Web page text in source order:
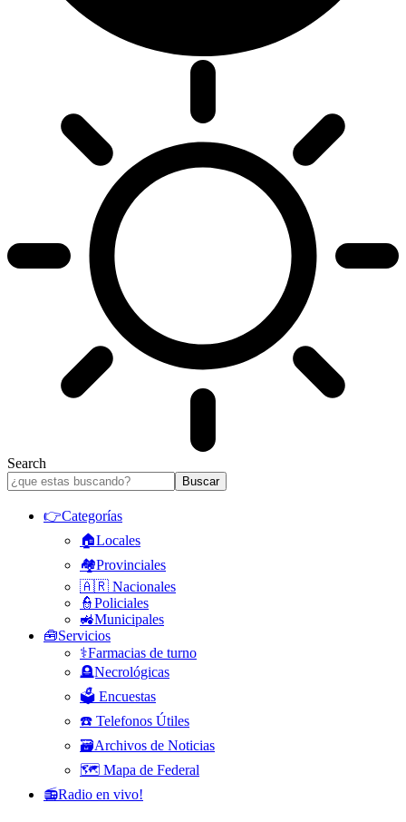
Search
👉Categorías
🏠Locales
🏘️Provinciales
🇦🇷 Nacionales
👮Policiales
🚜Municipales
🧰Servicios
⚕️Farmacias de turno
🪦Necrológicas
🗳️ Encuestas
☎️ Telefonos Útiles
🗃️Archivos de Noticias
🗺️ Mapa de Federal
📻Radio en vivo!